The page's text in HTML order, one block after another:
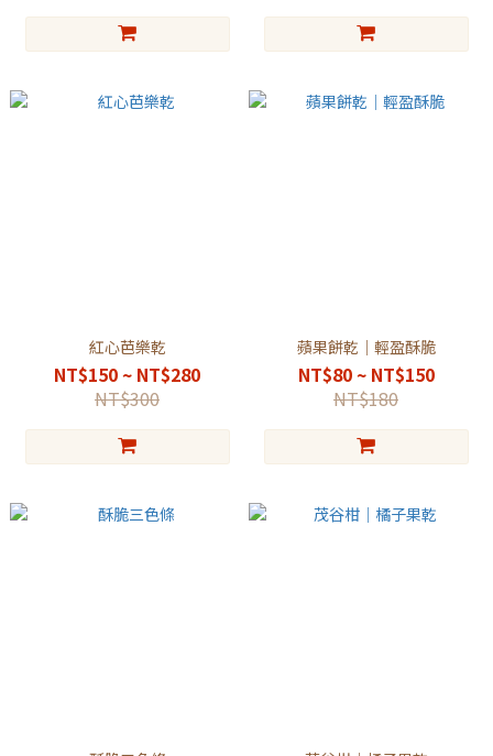
紅心芭樂乾
NT$150 ~ NT$280
NT$300
蘋果餅乾｜輕盈酥脆
NT$80 ~ NT$150
NT$180